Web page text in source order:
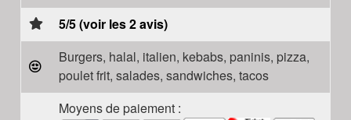
5/5 (voir les 2 avis)
Burgers, halal, italien, kebabs, paninis, pizza,
poulet frit, salades, sandwiches, tacos
Moyens de paiement :